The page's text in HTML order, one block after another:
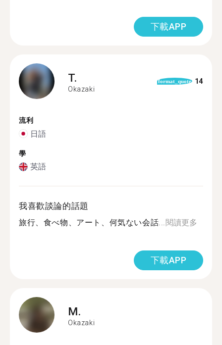
下載APP
T.
Okazaki
format_quote 14
流利
日語
學
英語
我喜歡談論的話題
旅行、食べ物、アート、何気ない会話...閱讀更多
下載APP
M.
Okazaki